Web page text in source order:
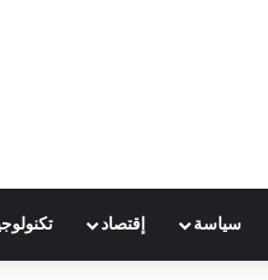
سياسة إقتصاد